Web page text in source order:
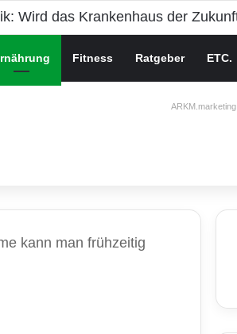
Jugendlichen
Fitness Ratgeber ETC.
ARKM.marketing
kann man frühzeitig